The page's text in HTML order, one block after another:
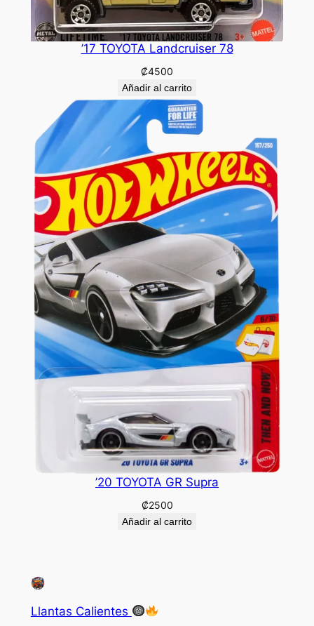
’17 TOYOTA Landcruiser 78
₡4500
Añadir al carrito
’20 TOYOTA GR Supra
₡2500
Añadir al carrito
Llantas Calientes